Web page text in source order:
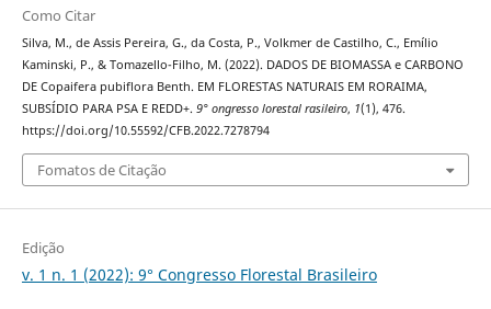
Como Citar
Silva, M., de Assis Pereira, G., da Costa, P., Volkmer de Castilho, C., Emílio
Kaminski, P., & Tomazello-Filho, M. (2022). DADOS DE BIOMASSA e CARBONO
DE Copaifera pubiflora Benth. EM FLORESTAS NATURAIS EM RORAIMA,
SUBSÍDIO PARA PSA E REDD+. 9° ongresso lorestal rasileiro, 1(1), 476.
https://doi.org/10.55592/CFB.2022.7278794
Fomatos de Citação
Edição
v. 1 n. 1 (2022): 9° Congresso Florestal Brasileiro